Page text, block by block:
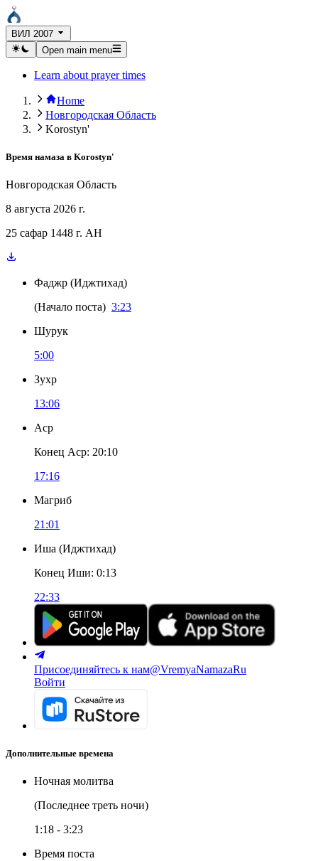
ВИЛ 2007
Open main menu
Learn about prayer times
Home
Новгородская Область
Korostyn'
Время намаза в Korostyn'
Новгородская Область
8 августа 2026 г.
25 сафар 1448 г. AH
Фаджр (Иджтихад)
(Начало поста) 3:23
Шурук
5:00
Зухр
13:06
Аср
Конец Аср: 20:10
17:16
Магриб
21:01
Иша (Иджтихад)
Конец Иши: 0:13
22:33
Присоединяйтесь к нам@VremyaNamazaRu
Войти
Дополнительные времена
Ночная молитва
(Последнее треть ночи)
1:18 - 3:23
Время поста